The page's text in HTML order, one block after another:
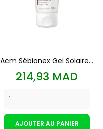
Acm Sébionex Gel Solaire...
Prix
214,93 MAD
AJOUTER AU PANIER